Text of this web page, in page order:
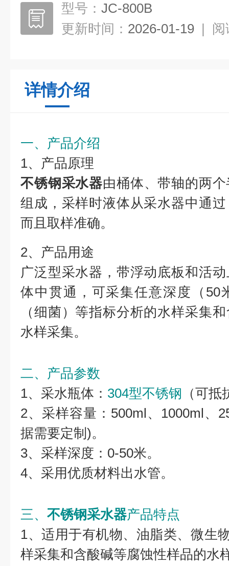
型号： JC-800B
更新时间： 2026-01-19 | 阅
详情介绍
一、产品介绍
1、产品原理
不锈钢采水器由桶体、带轴的两
组成，采样时液体从采水器中通
而且取样准确。
2、产品用途
广泛型采水器，带浮动底板和活
体中贯通，可采集任意深度（50
（细菌）等指标分析的水样采集
水样采集。
二、产品参数
1、采水瓶体： 304型不锈钢 （可
2、采样容量：500ml、1000ml、
据需要定制)。
3、采样深度：0-50米。
4、采用优质材料出水管。
三、 不锈钢采水器产品特点
1、适用于有机物、油脂类、微生
样采集和含酸碱等腐蚀性样品的水